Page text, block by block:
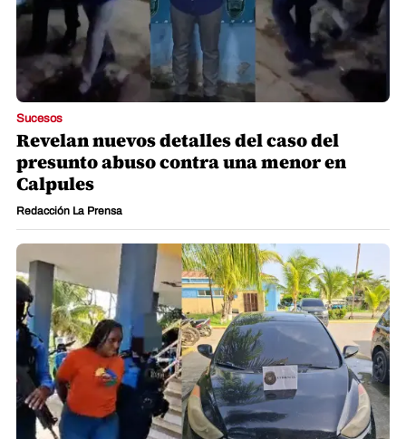
Sucesos
Revelan nuevos detalles del caso del
presunto abuso contra una menor en
Calpules
Redacción La Prensa